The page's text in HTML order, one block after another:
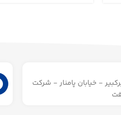
- خیابان پامنار - شرکت